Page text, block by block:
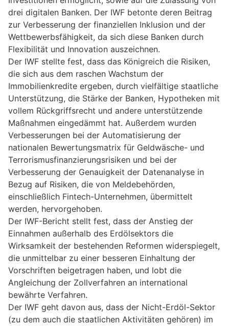
drei digitalen Banken. Der IWF betonte deren Beitrag
zur Verbesserung der finanziellen Inklusion und der
Wettbewerbsfähigkeit, da sich diese Banken durch
Flexibilität und Innovation auszeichnen.
Der IWF stellte fest, dass das Königreich die Risiken,
die sich aus dem raschen Wachstum der
Immobilienkredite ergeben, durch vielfältige staatliche
Unterstützung, die Stärke der Banken, Hypotheken mit
vollem Rückgriffsrecht und andere unterstützende
Maßnahmen eingedämmt hat. Außerdem wurden
Verbesserungen bei der Automatisierung der
nationalen Bewertungsmatrix für Geldwäsche- und
Terrorismusfinanzierungsrisiken und bei der
Verbesserung der Genauigkeit der Datenanalyse in
Bezug auf Risiken, die von Meldebehörden,
einschließlich Fintech-Unternehmen, übermittelt
werden, hervorgehoben.
Der IWF-Bericht stellt fest, dass der Anstieg der
Einnahmen außerhalb des Erdölsektors die
Wirksamkeit der bestehenden Reformen widerspiegelt,
die unmittelbar zu einer besseren Einhaltung der
Vorschriften beigetragen haben, und lobt die
Angleichung der Zollverfahren an international
bewährte Verfahren.
Der IWF geht davon aus, dass der Nicht-Erdöl-Sektor
(zu dem auch die staatlichen Aktivitäten gehören) im